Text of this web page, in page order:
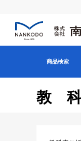
商品検索
教